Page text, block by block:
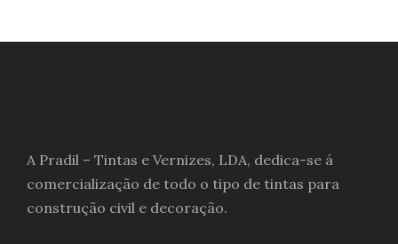
A Pradil – Tintas e Vernizes, LDA, dedica-se á
comercialização de todo o tipo de tintas para
construção civil e decoração.